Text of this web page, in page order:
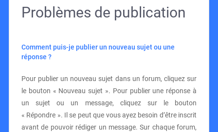
Problèmes de publication
Comment puis-je publier un nouveau sujet ou une
réponse ?
Pour publier un nouveau sujet dans un forum, cliquez sur
le bouton « Nouveau sujet ». Pour publier une réponse à
un sujet ou un message, cliquez sur le bouton
« Répondre ». Il se peut que vous ayez besoin d’être inscrit
avant de pouvoir rédiger un message. Sur chaque forum,